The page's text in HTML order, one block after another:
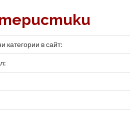
категории в сайт: